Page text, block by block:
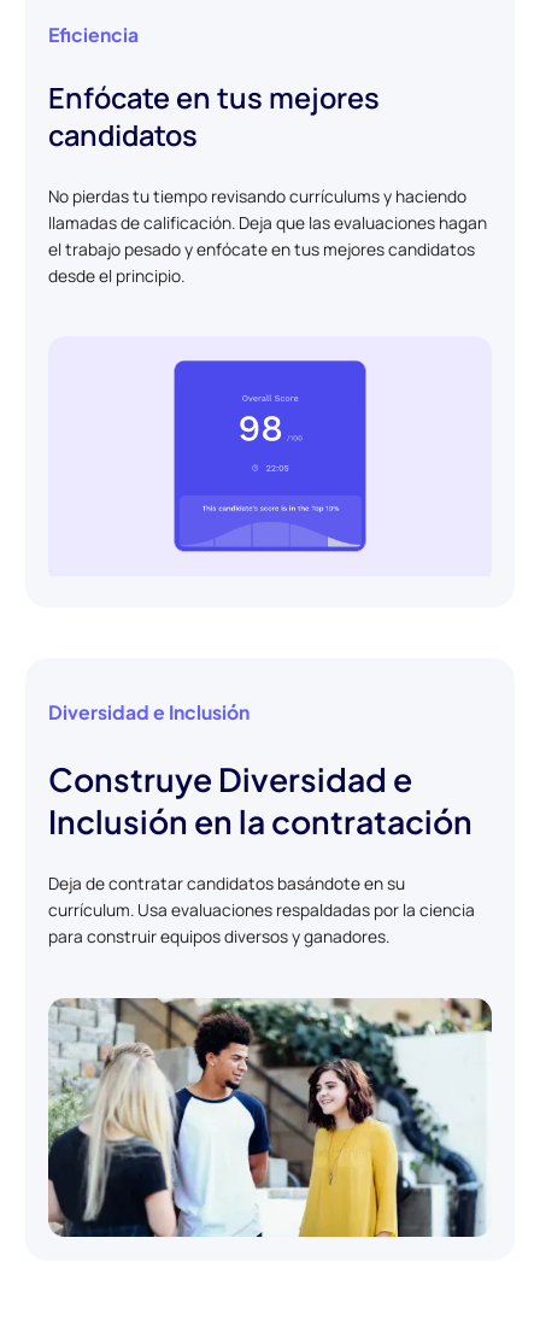
Eficiencia
Enfócate en tus mejores
candidatos
No pierdas tu tiempo revisando currículums y haciendo
llamadas de calificación. Deja que las evaluaciones hagan
el trabajo pesado y enfócate en tus mejores candidatos
desde el principio.
Diversidad e Inclusión
Construye Diversidad e
Inclusión en la contratación
Deja de contratar candidatos basándote en su
currículum. Usa evaluaciones respaldadas por la ciencia
para construir equipos diversos y ganadores.